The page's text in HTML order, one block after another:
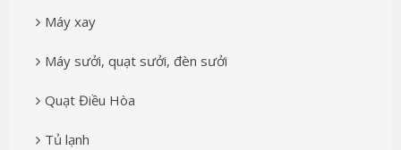
Máy xay
Máy sưởi, quạt sưởi, đèn sưởi
Quạt Điều Hòa
Tủ lạnh